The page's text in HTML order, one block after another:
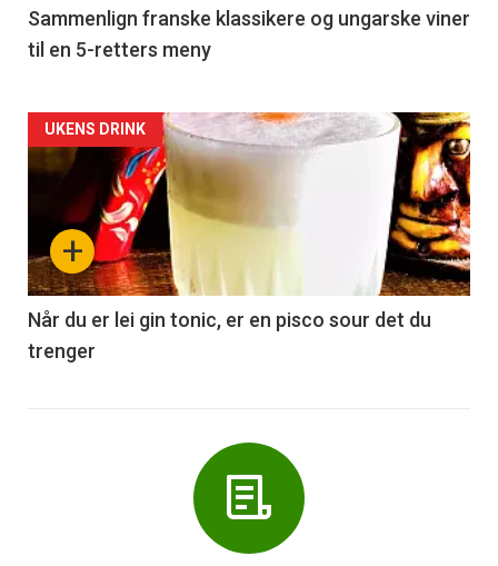
5
Sammenlign franske klassikere og ungarske viner
til en 5-retters meny
Forsiden
akkurat
nå
-
6
+
UKENS DRINK
Når du er lei gin tonic, er en pisco sour det du
trenger